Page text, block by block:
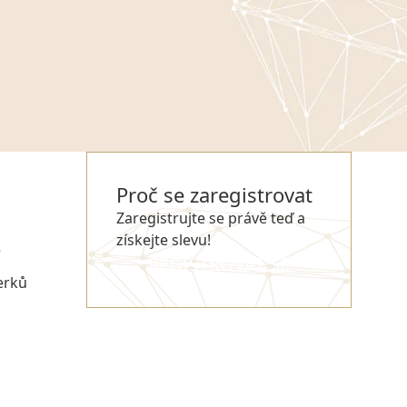
Proč se zaregistrovat
Zaregistrujte se právě teď a
získejte slevu!
REGISTROVAT SE